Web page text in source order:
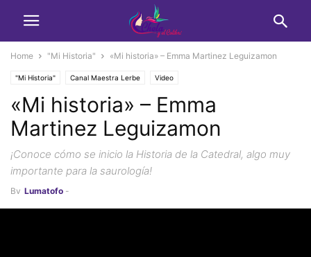
Home "Mi Historia" «Mi historia» – Emma Martinez Leguizamon
"Mi Historia" Canal Maestra Lerbe Video
«Mi historia» – Emma
Martinez Leguizamon
¡Conoce cómo se inicio la Historia de la Catedral, algo muy
importante para la saurología!
By Lumatofo -